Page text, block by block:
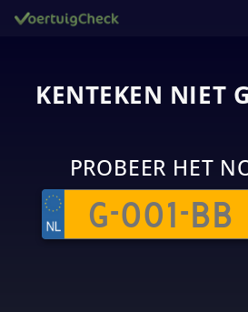
KENTEKEN NIET
PROBEER HET